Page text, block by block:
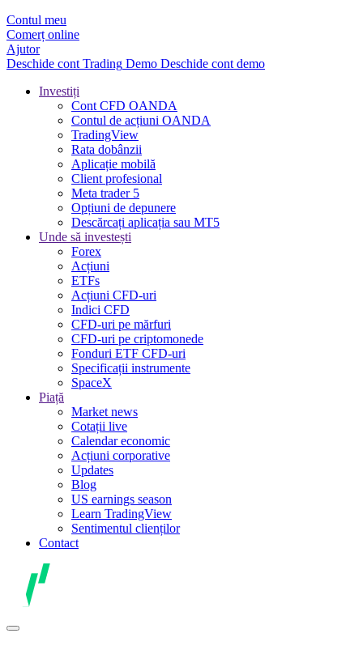
Contul meu
Comerț online
Ajutor
Deschide cont Trading Demo Deschide cont demo
Investiți
Cont CFD OANDA
Contul de acțiuni OANDA
TradingView
Rata dobânzii
Aplicație mobilă
Client profesional
Meta trader 5
Opțiuni de depunere
Descărcați aplicația sau MT5
Unde să investești
Forex
Acțiuni
ETFs
Acțiuni CFD-uri
Indici CFD
CFD-uri pe mărfuri
CFD-uri pe criptomonede
Fonduri ETF CFD-uri
Specificații instrumente
SpaceX
Piață
Market news
Cotații live
Calendar economic
Acțiuni corporative
Updates
Blog
US earnings season
Learn TradingView
Sentimentul clienților
Contact